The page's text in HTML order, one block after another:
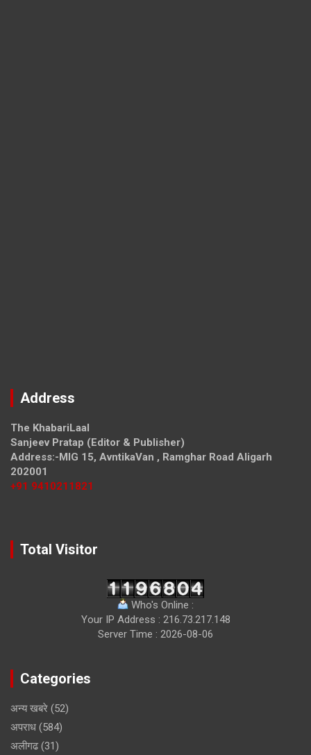
Address
The KhabariLaal
Sanjeev Pratap (Editor & Publisher)
Address:-MIG 15, AvntikaVan , Ramghar Road Aligarh
202001
+91 9410211821
Total Visitor
Who's Online :
Your IP Address : 216.73.217.148
Server Time : 2026-08-06
Categories
अन्य खबरे (52)
अपराध (584)
अलीगढ(31)